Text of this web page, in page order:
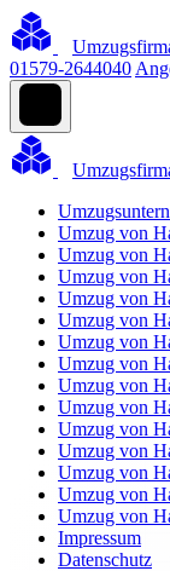
01579-2644040
Umzug von
Umzug von
Umzug von
Umzug von
Umzug von
Umzug von
Umzug von
Umzug von
Umzug von
Umzug von
Umzug von
Umzug von
Umzug von
Umzug von
Impressum
Datenschutz